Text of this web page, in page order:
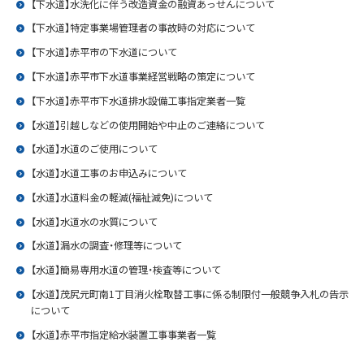
【下水道】水洗化に伴う改造資金の融資あっせんについて
【下水道】特定事業場管理者の事故時の対応について
【下水道】赤平市の下水道について
【下水道】赤平市下水道事業経営戦略の策定について
【下水道】赤平市下水道排水設備工事指定業者一覧
【水道】引越しなどの使用開始や中止のご連絡について
【水道】水道のご使用について
【水道】水道工事のお申込みについて
【水道】水道料金の軽減(福祉減免)について
【水道】水道水の水質について
【水道】漏水の調査・修理等について
【水道】簡易専用水道の管理・検査等について
【水道】茂尻元町南1丁目消火栓取替工事に係る制限付一般競争入札の告示
について
【水道】赤平市指定給水装置工事事業者一覧